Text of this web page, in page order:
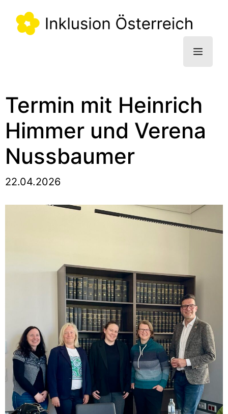
Inhalt
Menü
Termin mit Heinrich
Himmer und Verena
Nussbaumer
22.04.2026